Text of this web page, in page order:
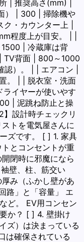
| 推奨高さ(mm) |
| 300 | 掃除機や
・カウンター上 |
程度上が目安。 | |
| 冷蔵庫は背
TV背面 | 800～1000
認）。 | | エアコン |
。 | | 脱衣室・洗面
イヤーが使いやす
| 泥跳ね防止と操
設計時チェックリ
トを電気屋さんに
ズです。 [ ] 1. 家具
とコンセントが重
閉時に邪魔になら
壁、柱、筋交い
厚み（ふかし壁があ
路」と「容量」 エ
ど。 EV用コンセン
か？ [ ] 4. 壁掛け
ズ）は決まっている
は確保されている